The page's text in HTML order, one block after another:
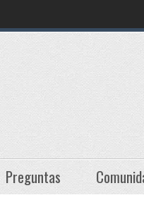
Preguntas